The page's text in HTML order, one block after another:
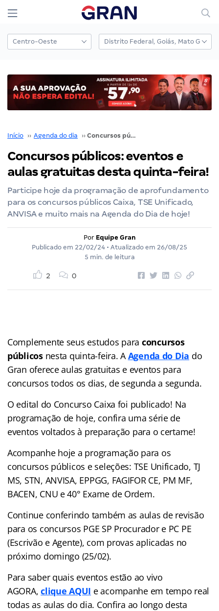
Início ›› Agenda do dia ›› Concursos públicos: eventos e aulas gratuitas desta quinta-feira!
Concursos públicos: eventos e
aulas gratuitas desta quinta-feira!
Participe hoje da programação de aprofundamento
para os concursos públicos Caixa, TSE Unificado,
ANVISA e muito mais na Agenda do Dia de hoje!
Por Equipe Gran
Publicado em 22/02/24 • Atualizado em 26/08/25
5 min. de leitura
2 0
Complemente seus estudos para concursos
públicosnesta quinta-feira. AAgenda do Dia do
Gran oferece aulas gratuitas e eventos para
concursos todos os dias, de segunda a segunda.
O edital do Concurso Caixa foi publicado! Na
programação de hoje, confira uma série de
eventos voltados à preparação para o certame!
Acompanhe hoje a programação para os
concursos públicos e seleções: TSE Unificado, TJ
MS, STN, ANVISA, EPPGG, FAGIFOR CE, PM MF,
BACEN, CNU e 40° Exame de Ordem.
Continue conferindo também as aulas de revisão
para os concursos PGE SP Procurador e PC PE
(Escrivão e Agente), com provas aplicadas no
próximo domingo (25/02).
Para saber quais eventos estão ao vivo
AGORA,clique AQUI e acompanhe em tempo real
todas as aulas do dia. Confira ao longo desta